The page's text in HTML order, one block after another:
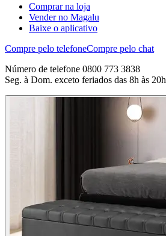
Comprar na loja
Vender no Magalu
Baixe o aplicativo
Compre pelo telefoneCompre pelo chat
Número de telefone 0800 773 3838
Seg. à Dom. exceto feriados das 8h às 20h